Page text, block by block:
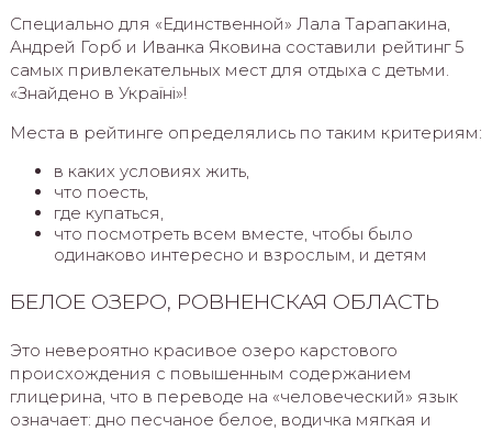
Специально для «Единственной» Лала Тарапакина,
Андрей Горб и Иванка Яковина составили рейтинг 5
самых привлекательных мест для отдыха с детьми.
«Знайдено в Україні»!
Места в рейтинге определялись по таким критериям:
в каких условиях жить,
что поесть,
где купаться,
что посмотреть всем вместе, чтобы было
одинаково интересно и взрослым, и детям
БЕЛОЕ ОЗЕРО, РОВНЕНСКАЯ ОБЛАСТЬ
Это невероятно красивое озеро карстового
происхождения с повышенным содержанием
глицерина, что в переводе на «человеческий» язык
означает: дно песчаное белое, водичка мягкая и